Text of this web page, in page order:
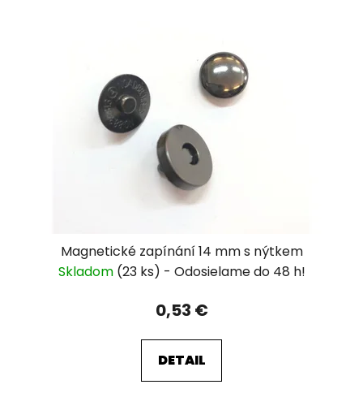
Magnetické zapínání 14 mm s nýtkem
Skladom (23 ks)
0,53 €
DETAIL